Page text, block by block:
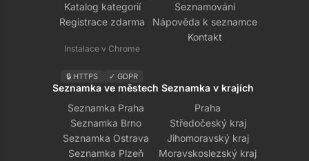
Katalog kategorií
Registrace zdarma
Instalace v Chrome
🔒 HTTPS ✓ GDPR
Seznamování
Nápověda k seznamce
Kontakt
Seznamka ve městech
Seznamka Praha
Seznamka Brno
Seznamka Ostrava
Seznamka Plzeň
Seznamka v krajích
Praha
Středočeský kraj
Jihomoravský kraj
Moravskoslezský kraj